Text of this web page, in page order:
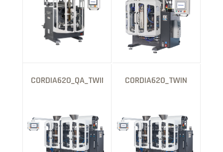
CORDIA620_QA_TWIN CORDIA620_TWIN